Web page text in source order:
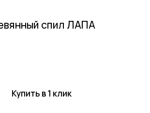
спил ЛАПА
Купить в 1 клик